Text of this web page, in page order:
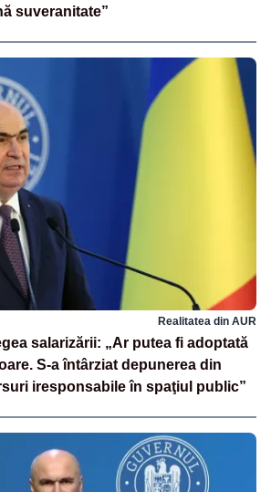
suveranitate”
Realitatea din AUR
salarizării: „Ar putea fi adoptată
S-a întârziat depunerea din
iresponsabile în spaţiul public”